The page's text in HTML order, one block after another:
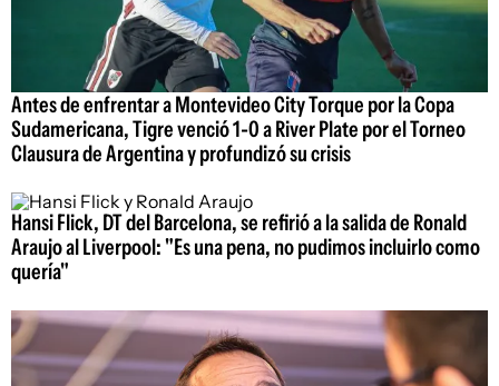
Antes de enfrentar a Montevideo City Torque por la Copa
Sudamericana, Tigre venció 1-0 a River Plate por el Torneo
Clausura de Argentina y profundizó su crisis
Hansi Flick, DT del Barcelona, se refirió a la salida de Ronald
Araujo al Liverpool: "Es una pena, no pudimos incluirlo como
quería"